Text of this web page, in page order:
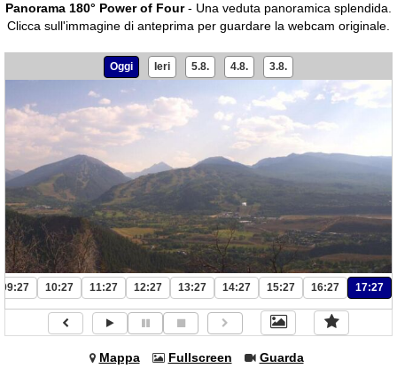
Panorama 180° Power of Four- Una veduta panoramica splendida.
Clicca sull'immagine di anteprima per guardare la webcam originale.
Oggi Ieri 5.8. 4.8. 3.8.
09:27 10:27 11:27 12:27 13:27 14:27 15:27 16:27 17:27
Mappa Fullscreen Guarda